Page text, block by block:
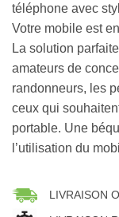
téléphone avec
Votre mobile est
La solution
amateurs de
randonneurs, les
ceux qui
portable. Une
l’utilisation du
LIVRAISON